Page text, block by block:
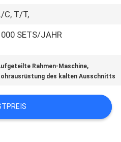
C, T/T,
SETS/JAHR
Rahmen-Maschine,
des kalten Ausschnitts